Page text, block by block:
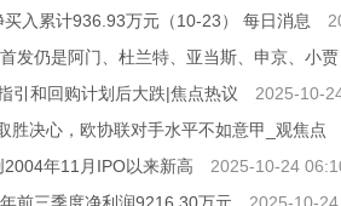
入累计936.93万元（10-23） 每日消息
发仍是阿门、杜兰特、亚当斯、申京、小贾
引和回购计划后大跌|焦点热议
2025-10-
胜决心，欧协联对手水平不如意甲_观焦点
年11月IPO以来新高
2025-10-24